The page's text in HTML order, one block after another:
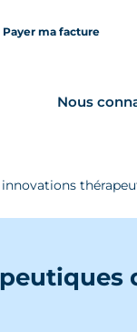
Payer ma facture
Nous